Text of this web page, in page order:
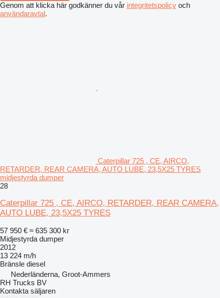
Genom att klicka här godkänner du vår integritetspolicy och
användaravtal.
Caterpillar 725 , CE, AIRCO,
RETARDER, REAR CAMERA, AUTO LUBE, 23,5X25 TYRES
midjestyrda dumper
28
Caterpillar 725 , CE, AIRCO, RETARDER, REAR CAMERA,
AUTO LUBE, 23,5X25 TYRES
57 950 € ≈ 635 300 kr
Midjestyrda dumper
2012
13 224 m/h
Bränsle diesel
Nederländerna, Groot-Ammers
RH Trucks BV
Kontakta säljaren